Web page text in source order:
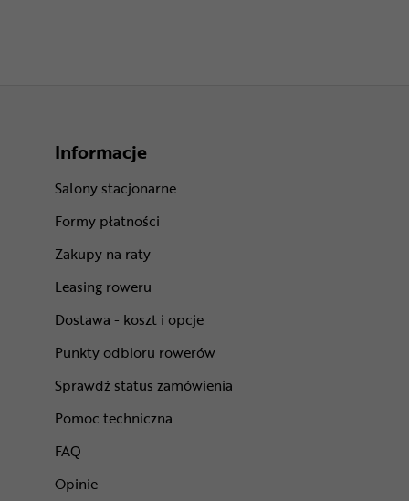
Informacje
Salony stacjonarne
Formy płatności
Zakupy na raty
Leasing roweru
Dostawa - koszt i opcje
Punkty odbioru rowerów
Sprawdź status zamówienia
Pomoc techniczna
FAQ
Opinie